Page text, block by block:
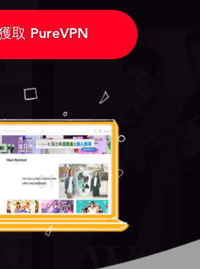
取 PureVPN